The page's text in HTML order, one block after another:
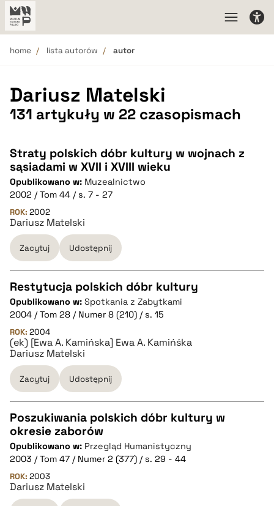
home lista autorów autor
Dariusz Matelski
131 artykuły w 22 czasopismach
Straty polskich dóbr kultury w wojnach z
sąsiadami w XVII i XVIII wieku
Opublikowano w: Muzealnictwo
2002 / Tom 44 / s. 7 - 27
ROK: 2002
Dariusz Matelski
Zacytuj Udostępnij
CZYSTY TEKST
pobierz cytat
BIBTEX
pobierz cytat
Restytucja polskich dóbr kultury
Opublikowano w: Spotkania z Zabytkami
2004 / Tom 28 / Numer 8 (210) / s. 15
ROK: 2004
(ek) [Ewa A. Kamińska] Ewa A. Kamińśka
Dariusz Matelski
Zacytuj Udostępnij
CZYSTY TEKST
pobierz cytat
Poszukiwania polskich dóbr kultury w
okresie zaborów
Opublikowano w: Przegląd Humanistyczny
2003 / Tom 47 / Numer 2 (377) / s. 29 - 44
ROK: 2003
Dariusz Matelski